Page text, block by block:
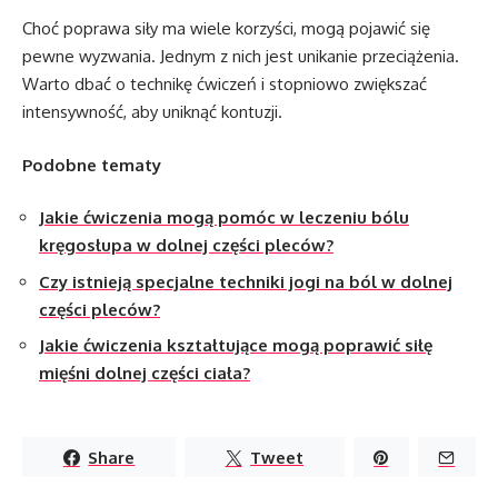
Choć poprawa siły ma wiele korzyści, mogą pojawić się
pewne wyzwania. Jednym z nich jest unikanie przeciążenia.
Warto dbać o technikę ćwiczeń i stopniowo zwiększać
intensywność, aby uniknąć kontuzji.
Podobne tematy
Jakie ćwiczenia mogą pomóc w leczeniu bólu
kręgosłupa w dolnej części pleców?
Czy istnieją specjalne techniki jogi na ból w dolnej
części pleców?
Jakie ćwiczenia kształtujące mogą poprawić siłę
mięśni dolnej części ciała?
Share Tweet